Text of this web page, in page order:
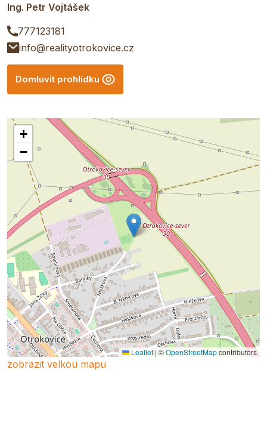
Ing. Petr Vojtášek
777123181
info@realityotrokovice.cz
Domluvit prohlídku
+
−
Leaflet | ©OpenStreetMapcontributors
zobrazit velkou mapu